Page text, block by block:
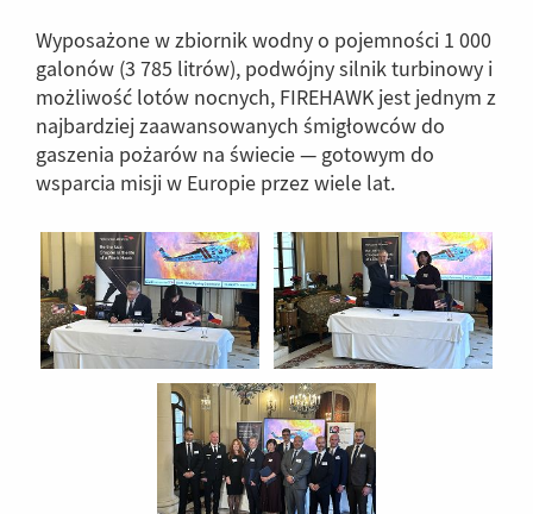
Wyposażone w zbiornik wodny o pojemności 1 000
galonów (3 785 litrów), podwójny silnik turbinowy i
możliwość lotów nocnych, FIREHAWK jest jednym z
najbardziej zaawansowanych śmigłowców do
gaszenia pożarów na świecie — gotowym do
wsparcia misji w Europie przez wiele lat.